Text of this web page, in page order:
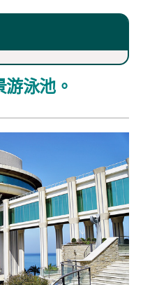
泳池。